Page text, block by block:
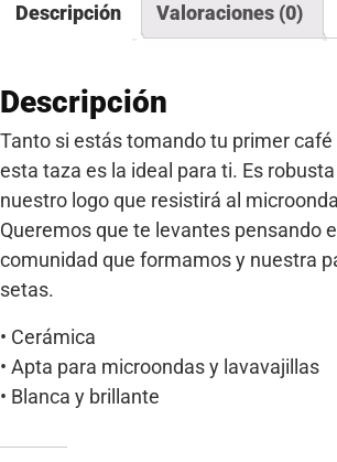
Descripción Valoraciones (0)
Descripción
Tanto si estás tomando tu primer café
esta taza es la ideal para ti. Es
nuestro logo que resistirá al
Queremos que te levantes pensando
comunidad que formamos y nuestra
setas.
• Cerámica
• Apta para microondas y lavavajillas
• Blanca y brillante